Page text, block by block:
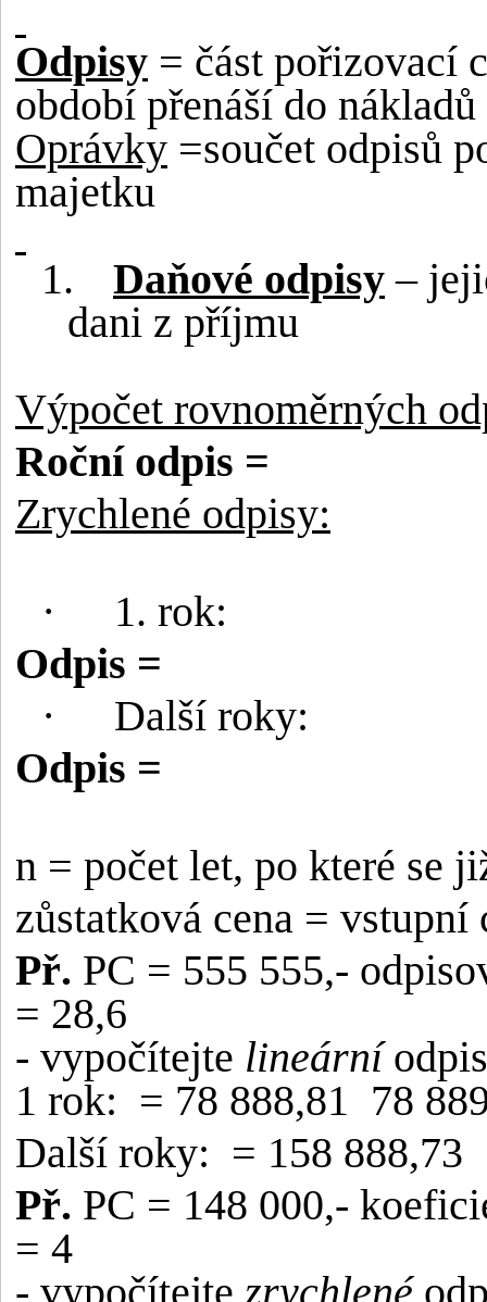
Odpisy = část pořizovací
období přenáší do
Oprávky =součet odpisů
majetku
1.
Daňové odpisy –
dani z příjmu
Výpočet rovnoměrných
Roční odpis =
Zrychlené odpisy:
·
1. rok:
Odpis =
·
Další roky:
Odpis =
n = počet let, po které se
zůstatková cena = vstupní
Př. PC = 555 555,-
= 28,6
- vypočítejte lineární
1 rok: = 78 888,81 78
Další roky: = 158 888,73
Př. PC = 148 000,-
= 4
- vypočítejte zrychlené